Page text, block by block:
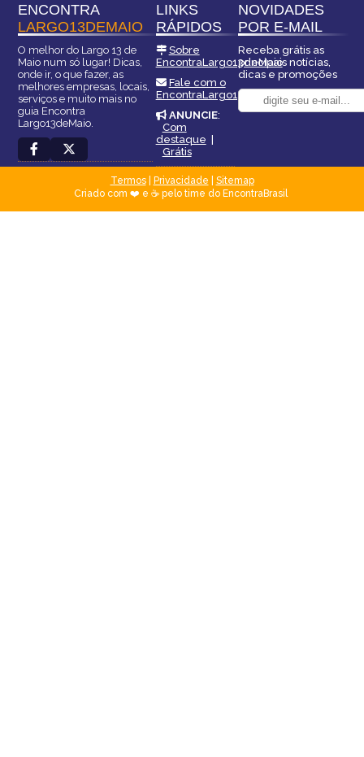
ENCONTRA
LARGO13DEMAIO
O melhor do Largo 13 de
Maio num só lugar! Dicas,
onde ir, o que fazer, as
melhores empresas, locais,
serviços e muito mais no
guia Encontra
Largo13deMaio.
LINKS
RÁPIDOS
Sobre
EncontraLargo13deMaio
Fale com o
EncontraLargo13deMaio
ANUNCIE:
Com
destaque |
Grátis
NOVIDADES
POR E-MAIL
Receba grátis as
principais notícias,
dicas e promoções
Termos| Privacidade
Sitemap
Criado com ❤️ e ☕ pelo time do EncontraBrasil